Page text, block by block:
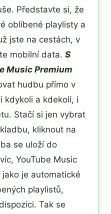
Představte si, že
oblíbené playlisty a
jste na cestách, v
mobilní data. S
Music Premium
hudbu přímo v
kdykoli a kdekoli, i
Stačí si jen vybrat
kliknout na
se uloží do
YouTube Music
je automatické
playlistů,
Tak se